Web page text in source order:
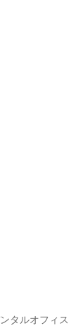
タルオフィス